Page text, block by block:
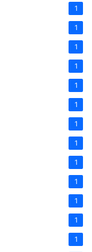
1
1
1
1
1
1
1
1
1
1
1
1
1